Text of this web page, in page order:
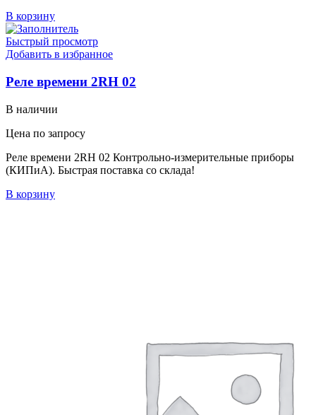
В корзину
Быстрый просмотр
Добавить в избранное
Реле времени 2RH 02
В наличии
Цена по запросу
Реле времени 2RH 02 Контрольно-измерительные приборы
(КИПиА). Быстрая поставка со склада!
В корзину